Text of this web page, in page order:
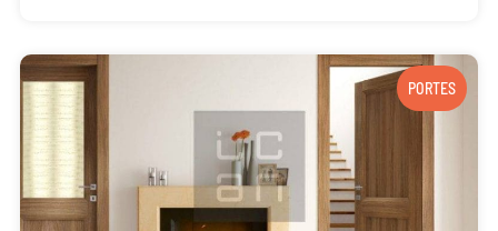
PORTES